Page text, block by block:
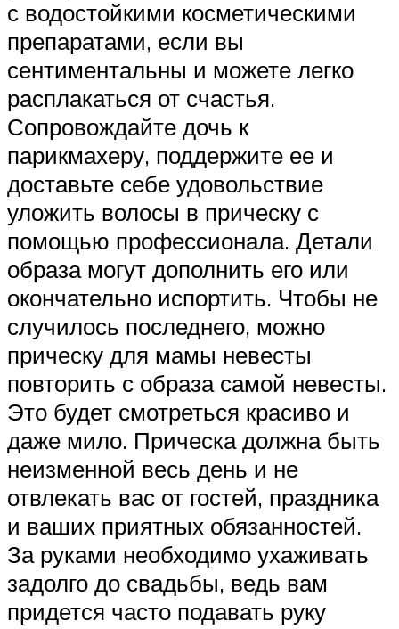
с водостойкими косметическими
препаратами, если вы
сентиментальны и можете легко
расплакаться от счастья.
Сопровождайте дочь к
парикмахеру, поддержите ее и
доставьте себе удовольствие
уложить волосы в прическу с
помощью профессионала. Детали
образа могут дополнить его или
окончательно испортить. Чтобы не
случилось последнего, можно
прическу для мамы невесты
повторить с образа самой невесты.
Это будет смотреться красиво и
даже мило. Прическа должна быть
неизменной весь день и не
отвлекать вас от гостей, праздника
и ваших приятных обязанностей.
За руками необходимо ухаживать
задолго до свадьбы, ведь вам
придется часто подавать руку